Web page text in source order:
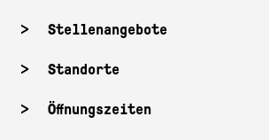
Stellenangebote
Standorte
Öffnungszeiten